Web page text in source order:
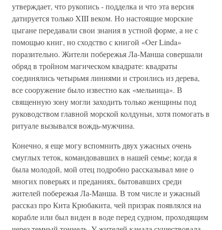
утверждает, что рукопись - подделка и что эта версия
датируется только XIII веком. Но настоящие морские
цыгане передавали свои знания в устной форме, а не с
помощью книг, но сходство с книгой «Oer Linda»
поразительно. Жители побережья Ла-Манша совершали
обряд в тройном магическом квадрате: квадраты
соединялись четырьмя линиями и строились из дерева,
все сооружение было известно как «мельница». В
священную зону могли заходить только женщины под
руководством главной морской колдуньи, хотя помогать в
ритуале вызывался вождь-мужчина.
Конечно, я еще могу вспомнить двух ужасных очень
смуглых теток, командовавших в нашей семье; когда я
была молодой, мой отец подробно рассказывал мне о
многих поверьях и преданиях, бытовавших среди
жителей побережья Ла-Манша. В том числе и ужасный
рассказ про Кита Крюбакита, чей призрак появлялся на
корабле или был виден в воде перед судном, проходящим